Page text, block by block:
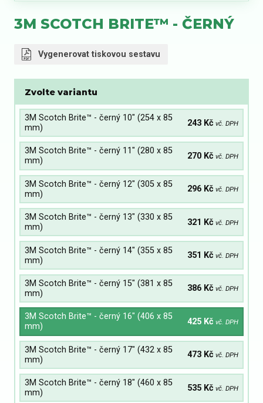
3M SCOTCH BRITE™ - ČERNÝ
Vygenerovat tiskovou sestavu
Zvolte variantu
3M Scotch Brite™ - černý 10" (254 x 85
mm)
243 Kč vč. DPH
3M Scotch Brite™ - černý 11" (280 x 85
mm)
270 Kč vč. DPH
3M Scotch Brite™ - černý 12" (305 x 85
mm)
296 Kč vč. DPH
3M Scotch Brite™ - černý 13" (330 x 85
mm)
321 Kč vč. DPH
3M Scotch Brite™ - černý 14" (355 x 85
mm)
351 Kč vč. DPH
3M Scotch Brite™ - černý 15" (381 x 85
mm)
386 Kč vč. DPH
3M Scotch Brite™ - černý 16" (406 x 85
mm)
425 Kč vč. DPH
3M Scotch Brite™ - černý 17" (432 x 85
mm)
473 Kč vč. DPH
3M Scotch Brite™ - černý 18" (460 x 85
mm)
535 Kč vč. DPH